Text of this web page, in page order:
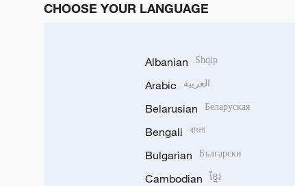
CHOOSE YOUR LANGUAGE
Albanian Shqip
Arabic العربية
Belarusian Беларуская
Bengali বাংলা
Bulgarian Български
Cambodian ខ្មែរ